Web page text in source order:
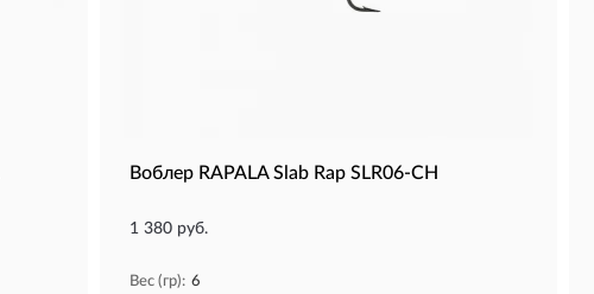
Воблер RAPALA Slab Rap SLR06-CH
1 380 руб.
Вес (гр): 6